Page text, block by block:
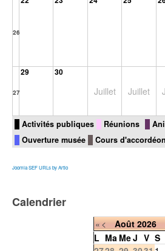
26
27
29 30
Juillet Juillet
Activités publiques Réunions
Ouverture musée
Cours d'accordéon
Joomla SEF URLs by Artio
Calendrier
«< Août 2026
L Ma MeJ V S